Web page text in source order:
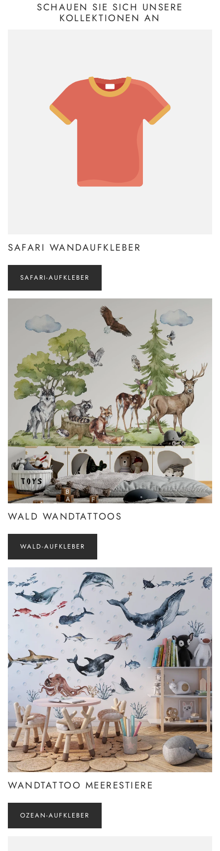
SCHAUEN SIE SICH UNSERE
KOLLEKTIONEN AN
SAFARI WANDAUFKLEBER
SAFARI-AUFKLEBER
WALD WANDTATTOOS
WALD-AUFKLEBER
WANDTATTOO MEERESTIERE
OZEAN-AUFKLEBER